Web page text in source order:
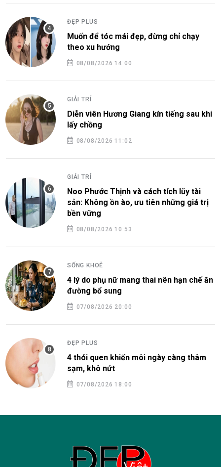
ĐẸP PLUS
Muốn để tóc mái đẹp, đừng chỉ chạy
theo xu hướng
08/08/2026 14:00
GIẢI TRÍ
Diễn viên Hương Giang kín tiếng sau khi
lấy chồng
08/08/2026 11:02
GIẢI TRÍ
Noo Phước Thịnh và cách tích lũy tài
sản: Không ồn ào, ưu tiên những giá trị
bền vững
08/08/2026 10:53
SỐNG KHOẺ
4 lý do phụ nữ mang thai nên hạn chế ăn
đường bổ sung
07/08/2026 20:00
ĐẸP PLUS
4 thói quen khiến môi ngày càng thâm
sạm, khô nứt
07/08/2026 18:00